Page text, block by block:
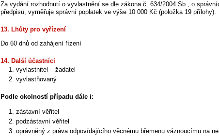
Za vydání rozhodnutí o vyvlastnění se dle zákona č. 634/2004 Sb., o
předpisů, vyměřuje správní poplatek ve výše 10 000 Kč (položka 19 přílohy).
13. Lhůty pro vyřízení
Do 60 dnů od zahájení řízení
14. Další účastníci
vyvlastnitel – žadatel
vyvlastňovaný
Podle okolností případu dále i:
zástavní věřitel
podzástavní věřitel
oprávněný z práva odpovídajícího věcnému břemenu váznoucímu na